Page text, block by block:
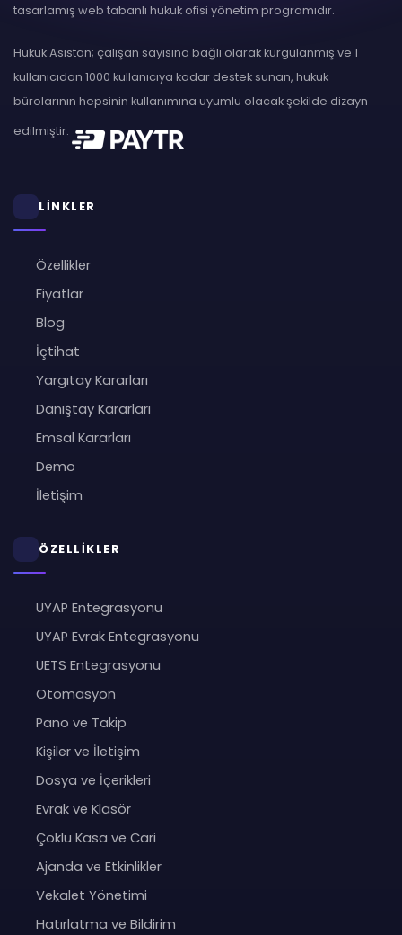
tasarlamış web tabanlı hukuk ofisi yönetim programıdır.
Hukuk Asistan; çalışan sayısına bağlı olarak kurgulanmış ve 1
kullanıcıdan 1000 kullanıcıya kadar destek sunan, hukuk
bürolarının hepsinin kullanımına uyumlu olacak şekilde dizayn
edilmiştir.
LİNKLER
Özellikler
Fiyatlar
Blog
İçtihat
Yargıtay Kararları
Danıştay Kararları
Emsal Kararları
Demo
İletişim
ÖZELLİKLER
UYAP Entegrasyonu
UYAP Evrak Entegrasyonu
UETS Entegrasyonu
Otomasyon
Pano ve Takip
Kişiler ve İletişim
Dosya ve İçerikleri
Evrak ve Klasör
Çoklu Kasa ve Cari
Ajanda ve Etkinlikler
Vekalet Yönetimi
Hatırlatma ve Bildirim